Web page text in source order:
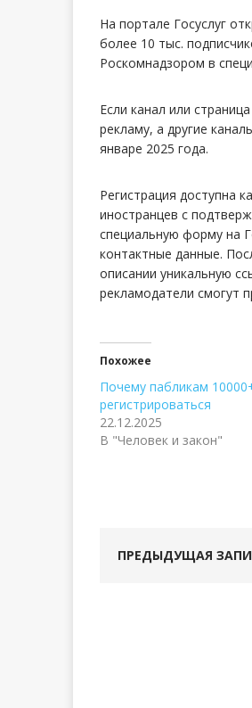
На портале Госуслуг
более 10 тыс.
Роскомнадзором в
Если канал или
рекламу, а другие
январе 2025 года.
Регистрация доступна
иностранцев с
специальную форму на
контактные данные.
описании уникальную
рекламодатели смогут
Похожее
Почему пабликам
регистрироваться
22.12.2025
В "Человек и закон"
ПРЕДЫДУЩАЯ